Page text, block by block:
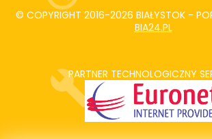
© COPYRIGHT 2016-2026 BIAŁYSTOK -
BIA24.PL
PARTNER TECHNOLOGICZNY